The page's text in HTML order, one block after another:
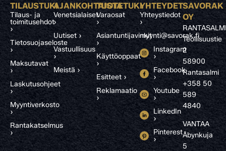
TILAUSTUKI
Tilaus- ja
toimitusehdot
›
Tietosuojaseloste
›
Maksutavat
›
Laskutusohjeet
›
Myyntiverkosto
›
Rantakatselmus
›
AJANKOHTAISTA
Venetsialaiset
›
Uutiset ›
Vastuullisuus
›
Meistä ›
TUOTETUKI
Varaosat
›
Asiantuntijavinkit
›
Käyttöoppaat
›
Esitteet ›
Reklamaatio
›
YHTEYDET
Yhteystiedot
›
myynti@savorak.fi
Instagram
›
Facebook
›
Youtube
›
LinkedIn
›
Pinterest
›
SAVORAK
OY
Teollisuustie
2
58900
Rantasalmi
+358 50
589
4840
VANTAA
Åbynkuja
5